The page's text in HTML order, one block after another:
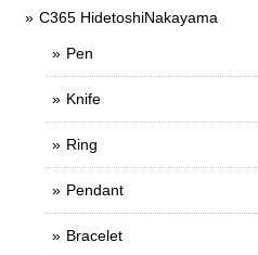
C365 HidetoshiNakayama
Pen
Knife
Ring
Pendant
Bracelet